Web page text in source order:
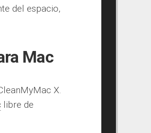
del espacio,
Mac
X.
libre de